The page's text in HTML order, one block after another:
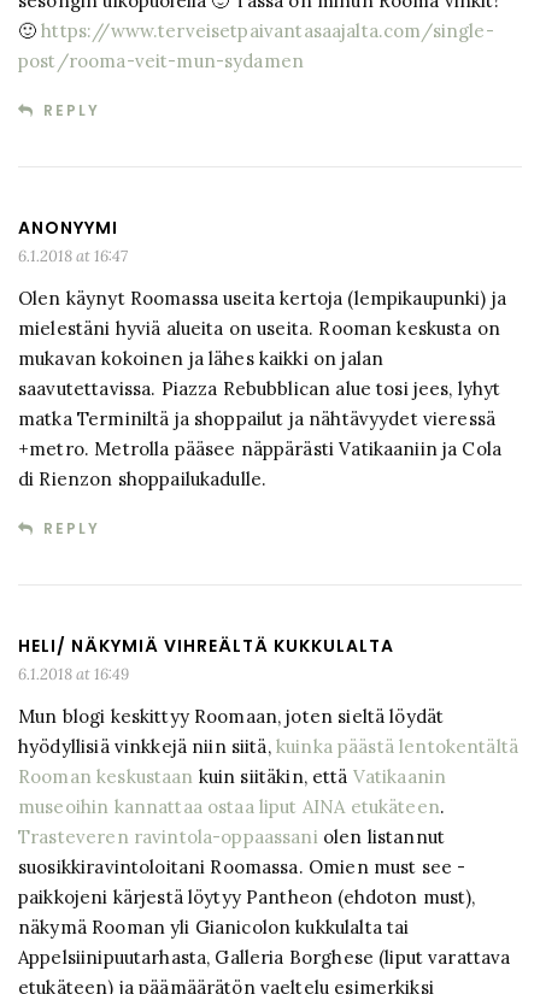
🙂https://www.terveisetpaivantasaajalta.com/single-
post/rooma-veit-mun-sydamen
REPLY
ANONYYMI
6.1.2018 at 16:47
Olen käynyt Roomassa useita kertoja (lempikaupunki) ja
mielestäni hyviä alueita on useita. Rooman keskusta on
mukavan kokoinen ja lähes kaikki on jalan
saavutettavissa. Piazza Rebubblican alue tosi jees, lyhyt
matka Terminiltä ja shoppailut ja nähtävyydet vieressä
+metro. Metrolla pääsee näppärästi Vatikaaniin ja Cola
di Rienzon shoppailukadulle.
REPLY
HELI/ NÄKYMIÄ VIHREÄLTÄ KUKKULALTA
6.1.2018 at 16:49
Mun blogi keskittyy Roomaan, joten sieltä löydät
hyödyllisiä vinkkejä niin siitä, kuinka päästä lentokentältä
Rooman keskustaan kuin siitäkin, että Vatikaanin
museoihin kannattaa ostaa liput AINA etukäteen.
Trasteveren ravintola-oppaassani olen listannut
suosikkiravintoloitani Roomassa. Omien must see -
paikkojeni kärjestä löytyy Pantheon (ehdoton must),
näkymä Rooman yli Gianicolon kukkulalta tai
Appelsiinipuutarhasta, Galleria Borghese (liput varattava
etukäteen) ja päämäärätön vaeltelu esimerkiksi